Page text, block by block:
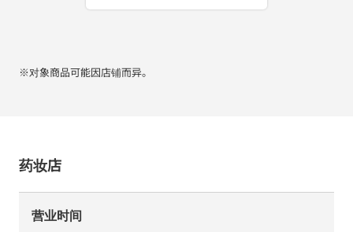
※对象商品可能因店铺而异。
药妆店
营业时间